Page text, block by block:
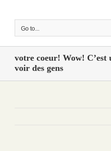
Go to...
votre coeur! Wow! C’est
voir des gens